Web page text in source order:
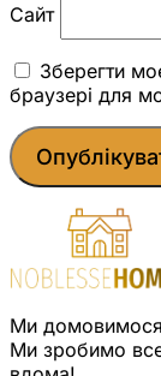
Сайт
Зберегти
браузері для
Ми
Ми зробимо